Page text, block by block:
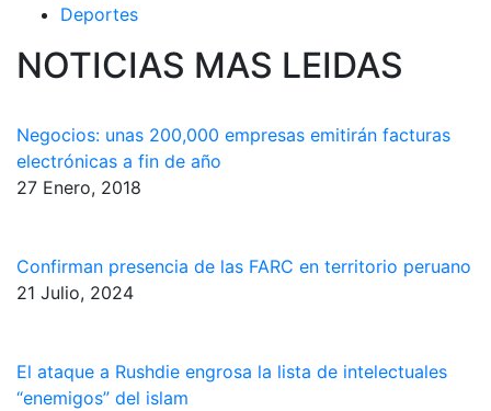
Deportes
NOTICIAS MAS LEIDAS
Negocios: unas 200,000 empresas emitirán facturas
electrónicas a fin de año
27 Enero, 2018
Confirman presencia de las FARC en territorio peruano
21 Julio, 2024
El ataque a Rushdie engrosa la lista de intelectuales
“enemigos” del islam